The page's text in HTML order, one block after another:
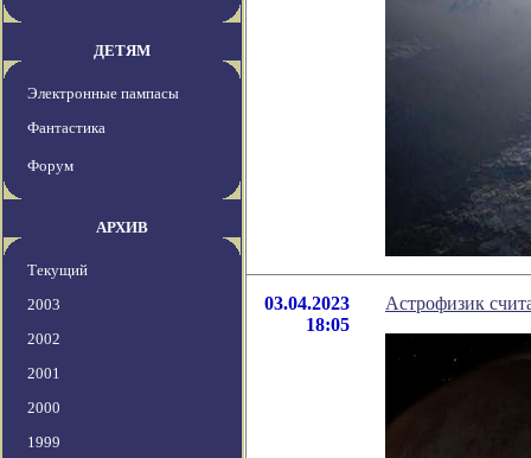
ДЕТЯМ
Электронные пампасы
Фантастика
Форум
АРХИВ
Текущий
2003
2002
2001
2000
1999
03.04.2023
18:05
Астрофизик